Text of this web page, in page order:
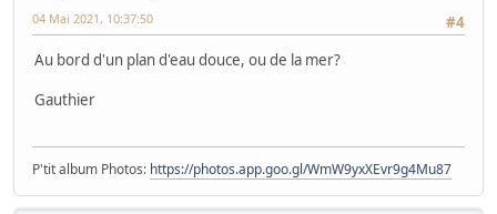
#4
04 Mai 2021, 10:37:50
Au bord d'un plan d'eau douce, ou de la mer?
Gauthier
P'tit album Photos: https://photos.app.goo.gl/WmW9yxXEvr9g4Mu87